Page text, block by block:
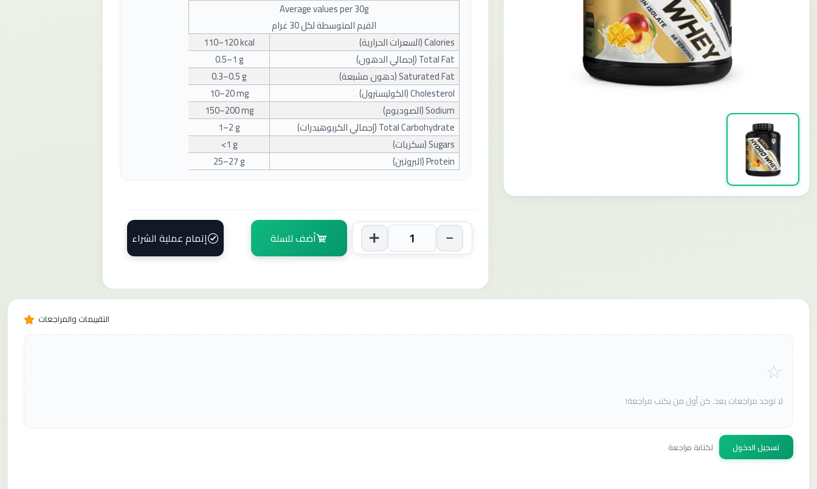
Average values ​​per30g
القيم المتوسطة لكل 30 غرام
Calories ( السعرات الحرارية)
110–120 kcal
Total Fat ( إجمالي الدهون)
0.5–1 g
Saturated Fat ( دهون مشبعة)
0.3–0.5 g
Cholesterol ( الكوليسترول)
10–20 mg
Sodium ( الصوديوم)
150–200 mg
Total Carbohydrate ( إجمالي الكربوهيدرات)
1–2 g
Sugars ( سكريات)
<1 g
Protein ( البروتين)
25–27 g
أضف للسلة إتمام عملية الشراء
التقييمات والمراجعات
لا توجد مراجعات بعد. كن أول من يكتب مراجعة!
تسجيل الدخول لكتابة مراجعة